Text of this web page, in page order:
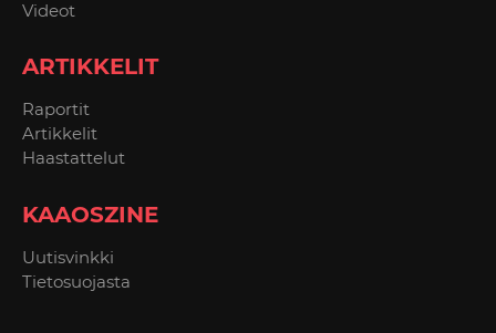
Videot
ARTIKKELIT
Raportit
Artikkelit
Haastattelut
KAAOSZINE
Uutisvinkki
Tietosuojasta